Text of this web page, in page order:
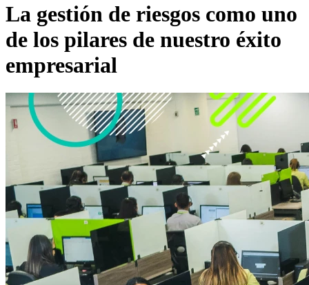
La gestión de riesgos como uno
de los pilares de nuestro éxito
empresarial